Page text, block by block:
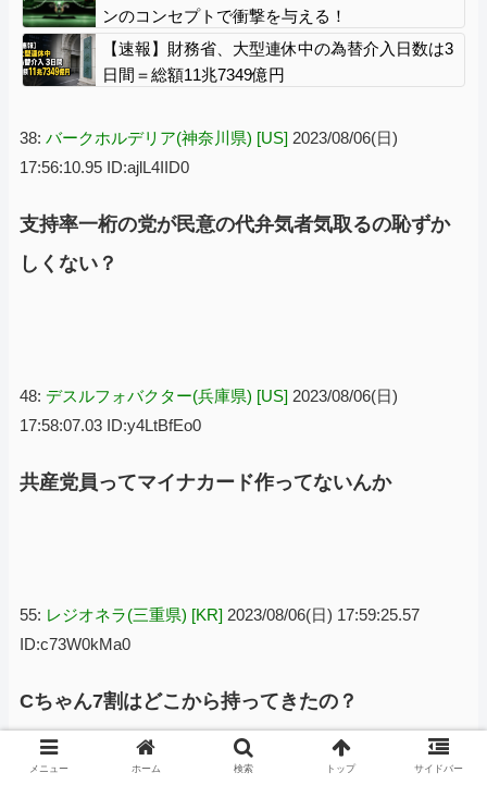
ンのコンセプトで衝撃を与える！
【速報】財務省、大型連休中の為替介入日数は3
日間＝総額11兆7349億円
38: バークホルデリア(神奈川県) [US] 2023/08/06(日)
17:56:10.95 ID:ajlL4IID0
支持率一桁の党が民意の代弁気者気取るの恥ずか
しくない？
48: デスルフォバクター(兵庫県) [US] 2023/08/06(日)
17:58:07.03 ID:y4LtBfEo0
共産党員ってマイナカード作ってないんか
55: レジオネラ(三重県) [KR] 2023/08/06(日) 17:59:25.57
ID:c73W0kMa0
Cちゃん7割はどこから持ってきたの？
メニュー ホーム 検索 トップ サイドバー